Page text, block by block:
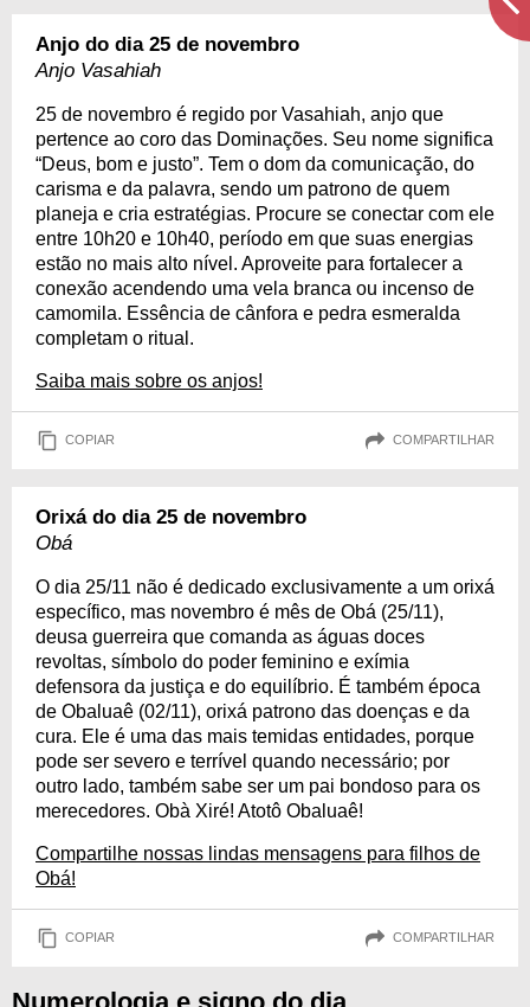
Anjo do dia 25 de novembro
Anjo Vasahiah
25 de novembro é regido por Vasahiah, anjo que
pertence ao coro das Dominações. Seu nome significa
“Deus, bom e justo”. Tem o dom da comunicação, do
carisma e da palavra, sendo um patrono de quem
planeja e cria estratégias. Procure se conectar com ele
entre 10h20 e 10h40, período em que suas energias
estão no mais alto nível. Aproveite para fortalecer a
conexão acendendo uma vela branca ou incenso de
camomila. Essência de cânfora e pedra esmeralda
completam o ritual.
Saiba mais sobre os anjos!
COPIAR COMPARTILHAR
Orixá do dia 25 de novembro
Obá
O dia 25/11 não é dedicado exclusivamente a um orixá
específico, mas novembro é mês de Obá (25/11),
deusa guerreira que comanda as águas doces
revoltas, símbolo do poder feminino e exímia
defensora da justiça e do equilíbrio. É também época
de Obaluaê (02/11), orixá patrono das doenças e da
cura. Ele é uma das mais temidas entidades, porque
pode ser severo e terrível quando necessário; por
outro lado, também sabe ser um pai bondoso para os
merecedores. Obà Xiré! Atotô Obaluaê!
Compartilhe nossas lindas mensagens para filhos de
Obá!
COPIAR COMPARTILHAR